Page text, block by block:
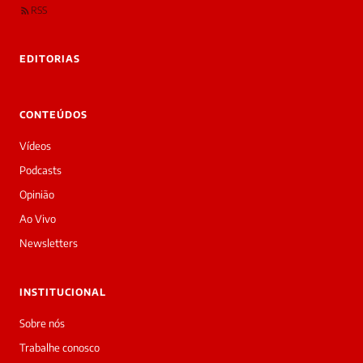
Bom
dia!
Sou
a
daqui
do
Prime.
José
Vitor
acabou
de
RSS
EDITORIAS
CONTEÚDOS
Vídeos
Podcasts
Opinião
Ao Vivo
Newsletters
INSTITUCIONAL
Sobre nós
Trabalhe conosco